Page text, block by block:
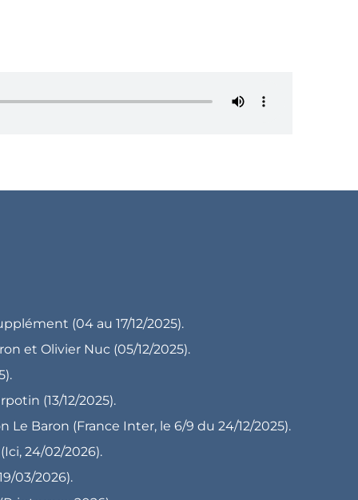
(04 au 17/12/2025).
Florence Vierron et Olivier Nuc (05/12/2025).
(13/12/2025).
Le Baron (France Inter, le 6/9 du 24/12/2025).
24/02/2026).
03/2026).